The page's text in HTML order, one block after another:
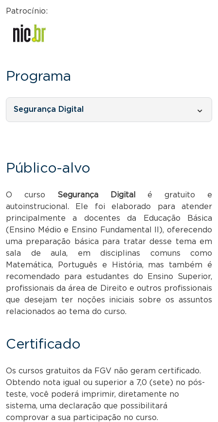
Patrocínio:
Programa
Segurança Digital
Público-alvo
O curso Segurança Digital
é gratuito e
autoinstrucional. Ele foi elaborado para atender
principalmente a docentes da Educação Básica
(Ensino Médio e Ensino Fundamental II), oferecendo
uma preparação básica para tratar desse tema em
sala de aula, em disciplinas comuns como
Matemática, Português e História, mas também é
recomendado para estudantes do Ensino Superior,
profissionais da área de Direito e outros profissionais
que desejam ter noções iniciais sobre os assuntos
relacionados ao tema do curso.
Certificado
Os cursos gratuitos da FGV não geram certificado.
Obtendo nota igual ou superior a 7,0 (sete) no pós-
teste, você poderá imprimir, diretamente no
sistema, uma declaração que possibilitará
comprovar a sua participação no curso.